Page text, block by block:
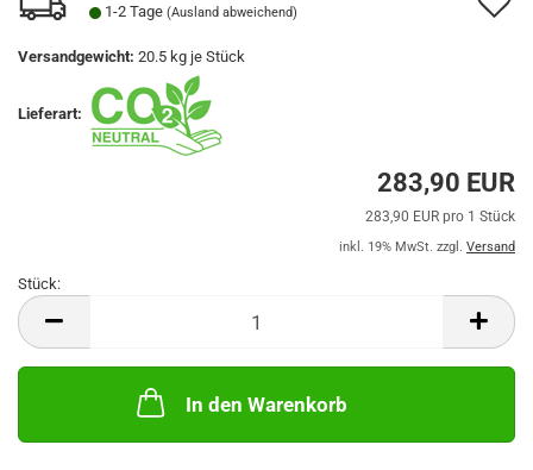
1-2 Tage (Ausland abweichend)
Versandgewicht: 20.5 kg je Stück
Lieferart:
283,90 EUR
283,90 EUR pro 1 Stück
inkl. 19% MwSt. zzgl. Versand
Stück:
Stück
In den Warenkorb